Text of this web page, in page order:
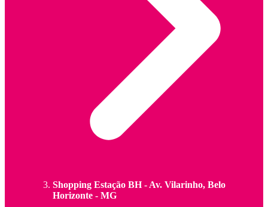
Shopping Estação BH - Av. Vilarinho, Belo
Horizonte - MG